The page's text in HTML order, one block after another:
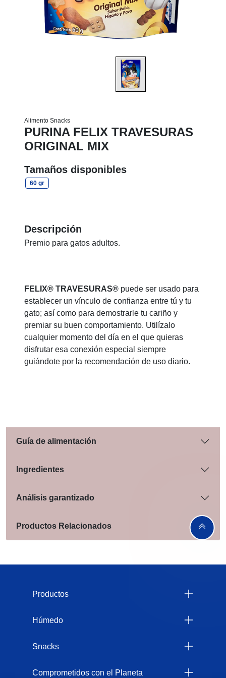
Alimento Snacks
PURINA FELIX TRAVESURAS
ORIGINAL MIX
Tamaños disponibles
60 gr
Descripción
Premio para gatos adultos.
FELIX® TRAVESURAS® puede ser usado para
establecer un vínculo de confianza entre tú y tu
gato; así como para demostrarle tu cariño y
premiar su buen comportamiento. Utilízalo
cualquier momento del día en el que quieras
disfrutar esa conexión especial siempre
guiándote por la recomendación de uso diario.
Guía de alimentación
Ingredientes
Análisis garantizado
Productos Relacionados
Productos
Húmedo
Snacks
Comprometidos con el Planeta